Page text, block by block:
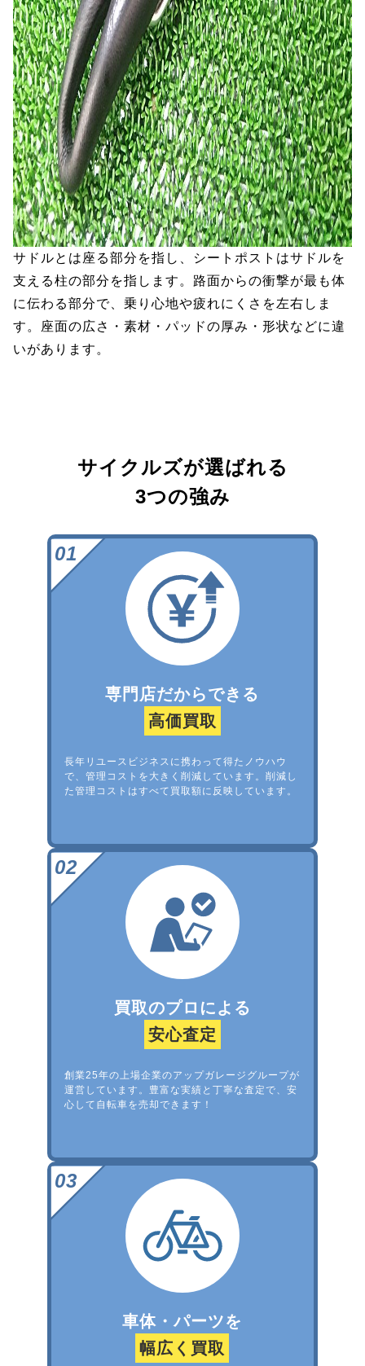
サドルとは座る部分を指し、シートポストはサドルを
支える柱の部分を指します。路面からの衝撃が最も体
に伝わる部分で、乗り心地や疲れにくさを左右しま
す。座面の広さ・素材・パッドの厚み・形状などに違
いがあります。
サイクルズが選ばれる
3つの強み
専門店だからできる
高価買取
長年リユースビジネスに携わって得たノウハウ
で、管理コストを大きく削減しています。削減し
た管理コストはすべて買取額に反映しています。
買取のプロによる
安心査定
創業25年の上場企業のアップガレージグループが
運営しています。豊富な実績と丁寧な査定で、安
心して自転車を売却できます！
車体・パーツを
幅広く買取